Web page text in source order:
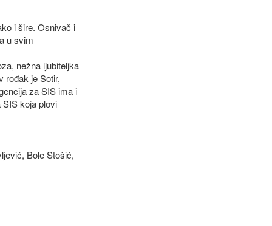
i šire. Osnivač i
u svim
nežna ljubiteljka
rođak je Sotir,
za SIS ima i
koja plovi
Bole Stošić,